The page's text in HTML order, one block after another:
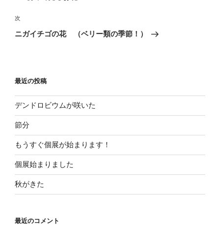
ビ
ゲ
ン
投
次
の
次
ニガイチゴの花 （ベリー類の季節！）
最近の投稿
デンドロビウムが咲いた
節分
もうすぐ個展が始まります！
個展始まりました
秋がきた
最近のコメント